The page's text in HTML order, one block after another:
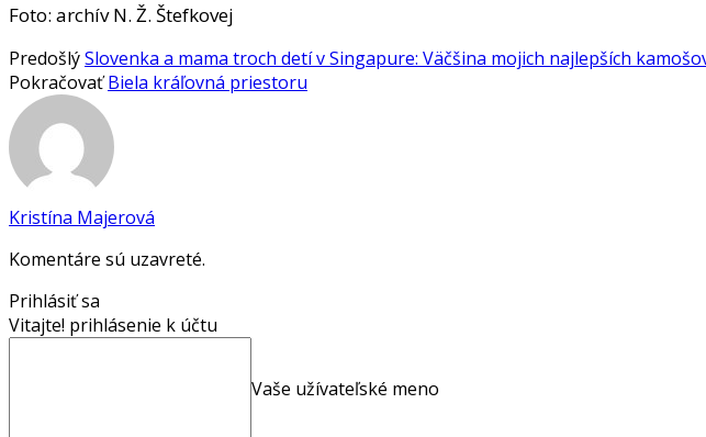
Foto: archív N. Ž. Štefkovej
PredošlýSlovenka a mama troch detí v Singapure: Väčšina mojich najlepších
Pokračovať Biela kráľovná priestoru
Kristína Majerová
Komentáre sú uzavreté.
Prihlásiť sa
Vitajte! prihlásenie k účtu
Vaše užívateľské meno